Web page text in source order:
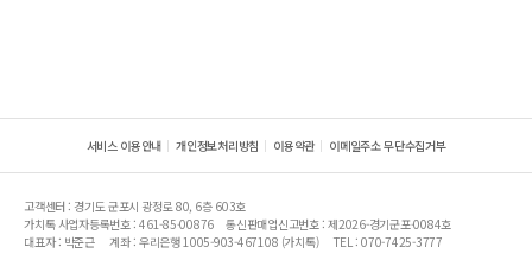
서비스 이용안내 개인정보처리방침 이용약관 이메일주소 무단수집거부
고객센터 : 경기도 군포시 광정로 80, 6층 603호
가치톡 사업자등록번호 : 461-85-00876
통신판매업신고번호 : 제2026-경기군포-0084호
대표자 : 박준근
계좌 : 우리은행 1005-903-467108 (가치톡)
TEL : 070-7425-3777